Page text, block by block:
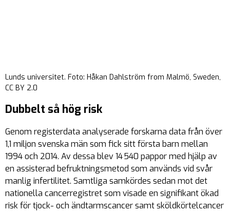
Lunds universitet. Foto: Håkan Dahlström from Malmö, Sweden,
CC BY 2.0
Dubbelt så hög risk
Genom registerdata analyserade forskarna data från över
1,1 miljon svenska män som fick sitt första barn mellan
1994 och 2014. Av dessa blev 14 540 pappor med hjälp av
en assisterad befruktningsmetod som används vid svår
manlig infertilitet. Samtliga samkördes sedan mot det
nationella cancerregistret som visade en signifikant ökad
risk för tjock- och ändtarmscancer samt sköldkörtelcancer